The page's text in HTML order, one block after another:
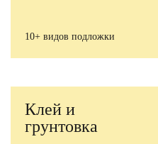
10+ видов подложки
Клей и
грунтовка